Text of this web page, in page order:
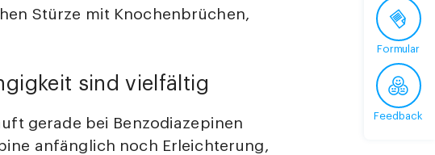
Stürze mit Knochenbrüchen,
sind vielfältig
gerade bei Benzodiazepinen
anfänglich noch Erleichterung,
Formular
Feedback